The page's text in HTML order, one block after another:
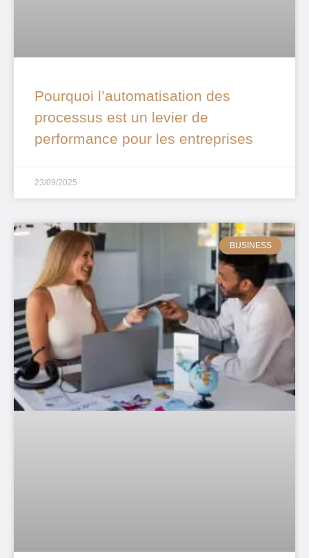
Pourquoi l’automatisation des
processus est un levier de
performance pour les entreprises
23/09/2025
BUSINESS